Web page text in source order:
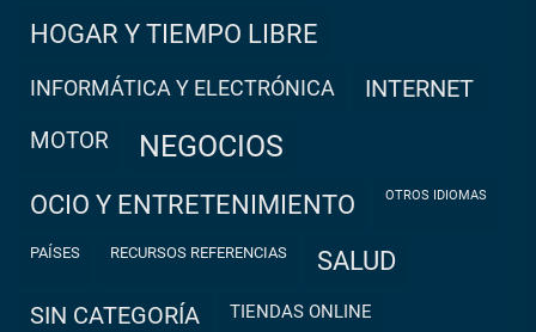
HOGAR Y TIEMPO LIBRE
INFORMÁTICA Y ELECTRÓNICA INTERNET
MOTOR NEGOCIOS
OCIO Y ENTRETENIMIENTO OTROS IDIOMAS
PAÍSES RECURSOS REFERENCIAS SALUD
SIN CATEGORÍA TIENDAS ONLINE